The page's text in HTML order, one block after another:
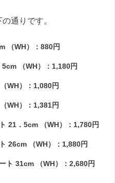
通りです。
（WH）：880円
（WH）：1,180円
WH）：1,080円
WH）：1,381円
21．5cm （WH）：1,780円
26cm （WH）：1,880円
ト 31cm （WH）：2,680円